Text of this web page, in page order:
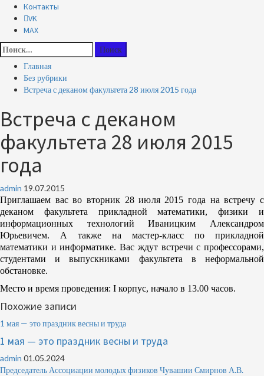
Контакты
VK
MAX
Найти:
Главная
Без рубрики
Встреча с деканом факультета 28 июля 2015 года
Встреча с деканом
факультета 28 июля 2015
года
admin 19.07.2015
Приглашаем вас во вторник 28 июля 2015 года на встречу с
деканом факультета прикладной математики, физики и
информационных технологий Иваницким Александром
Юрьевичем. А также на мастер-класс по прикладной
математики и информатике. Вас ждут встречи с профессорами,
студентами и выпускниками факультета в неформальной
обстановке.
Место и время проведения: I корпус, начало в 13.00 часов.
Похожие записи
1 мая — это праздник весны и труда
1 мая — это праздник весны и труда
admin 01.05.2024
Председатель Ассоциации молодых физиков Чувашии Смирнов А.В.